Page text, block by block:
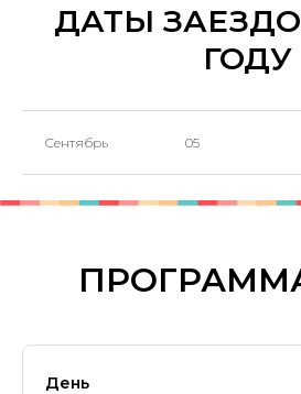
ДАТЫ
ГОДУ
Сентябрь 05
День